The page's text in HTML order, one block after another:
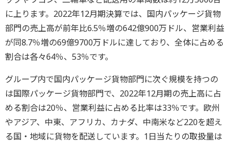
に上ります。2022年12月期決算では、国内パッケージ貨物
部門の売上高が前年比6.5％増の642億900万ドル、営業利益
が同8.7％増の69億9700万ドルに達しており、全体に占める
割合は各々64％、53％です。
グループ内で国内パッケージ貨物部門に次ぐ規模を持つの
は国際パッケージ貨物部門で、2022年12月期の売上高に占
める割合は20％、営業利益に占める比率は33％です。欧州
やアジア、中東、アフリカ、カナダ、中南米など220を超え
る国・地域に貨物を配送しています。1日当たりの取扱量は